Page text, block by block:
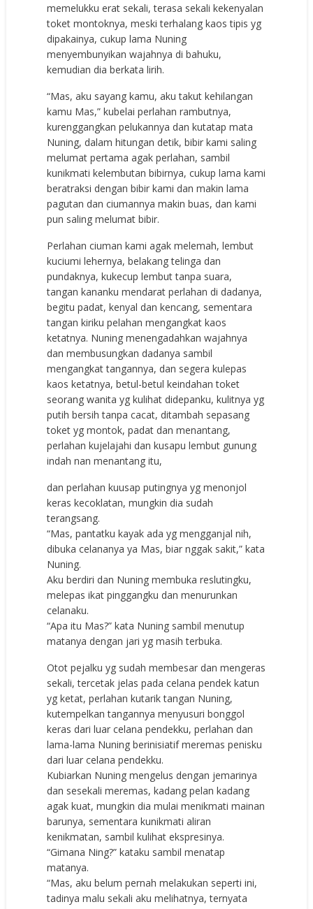
memelukku erat sekali, terasa sekali kekenyalan
toket montoknya, meski terhalang kaos tipis yg
dipakainya, cukup lama Nuning
menyembunyikan wajahnya di bahuku,
kemudian dia berkata lirih.
“Mas, aku sayang kamu, aku takut kehilangan
kamu Mas,” kubelai perlahan rambutnya,
kurenggangkan pelukannya dan kutatap mata
Nuning, dalam hitungan detik, bibir kami saling
melumat pertama agak perlahan, sambil
kunikmati kelembutan bibirnya, cukup lama kami
beratraksi dengan bibir kami dan makin lama
pagutan dan ciumannya makin buas, dan kami
pun saling melumat bibir.
Perlahan ciuman kami agak melemah, lembut
kuciumi lehernya, belakang telinga dan
pundaknya, kukecup lembut tanpa suara,
tangan kananku mendarat perlahan di dadanya,
begitu padat, kenyal dan kencang, sementara
tangan kiriku pelahan mengangkat kaos
ketatnya. Nuning menengadahkan wajahnya
dan membusungkan dadanya sambil
mengangkat tangannya, dan segera kulepas
kaos ketatnya, betul-betul keindahan toket
seorang wanita yg kulihat didepanku, kulitnya yg
putih bersih tanpa cacat, ditambah sepasang
toket yg montok, padat dan menantang,
perlahan kujelajahi dan kusapu lembut gunung
indah nan menantang itu,
dan perlahan kuusap putingnya yg menonjol
keras kecoklatan, mungkin dia sudah
terangsang.
“Mas, pantatku kayak ada yg mengganjal nih,
dibuka celananya ya Mas, biar nggak sakit,” kata
Nuning.
Aku berdiri dan Nuning membuka reslutingku,
melepas ikat pinggangku dan menurunkan
celanaku.
“Apa itu Mas?” kata Nuning sambil menutup
matanya dengan jari yg masih terbuka.
Otot pejalku yg sudah membesar dan mengeras
sekali, tercetak jelas pada celana pendek katun
yg ketat, perlahan kutarik tangan Nuning,
kutempelkan tangannya menyusuri bonggol
keras dari luar celana pendekku, perlahan dan
lama-lama Nuning berinisiatif meremas penisku
dari luar celana pendekku.
Kubiarkan Nuning mengelus dengan jemarinya
dan sesekali meremas, kadang pelan kadang
agak kuat, mungkin dia mulai menikmati mainan
barunya, sementara kunikmati aliran
kenikmatan, sambil kulihat ekspresinya.
“Gimana Ning?” kataku sambil menatap
matanya.
“Mas, aku belum pernah melakukan seperti ini,
tadinya malu sekali aku melihatnya, ternyata